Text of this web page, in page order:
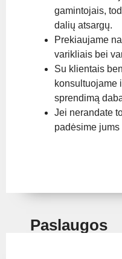
gamintojais,
dalių atsargų.
Prekiaujame
varikliais bei
Su klientais
konsultuojame
sprendimą
Jei nerandate
padėsime jums
Paslaugos